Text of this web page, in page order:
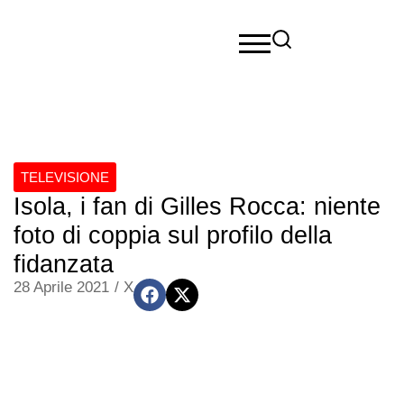
TELEVISIONE
Isola, i fan di Gilles Rocca: niente
foto di coppia sul profilo della
fidanzata
28 Aprile 2021 / X